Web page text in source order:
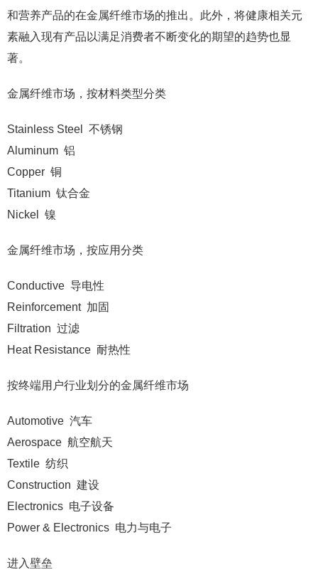
和营养产品的在金属纤维市场的推出。此外，将健康相关元
素融入现有产品以满足消费者不断变化的期望的趋势也显
著。
金属纤维市场，按材料类型分类
Stainless Steel 不锈钢
Aluminum 铝
Copper 铜
Titanium 钛合金
Nickel 镍
金属纤维市场，按应用分类
Conductive 导电性
Reinforcement 加固
Filtration 过滤
Heat Resistance 耐热性
按终端用户行业划分的金属纤维市场
Automotive 汽车
Aerospace 航空航天
Textile 纺织
Construction 建设
Electronics 电子设备
Power & Electronics 电力与电子
进入壁垒